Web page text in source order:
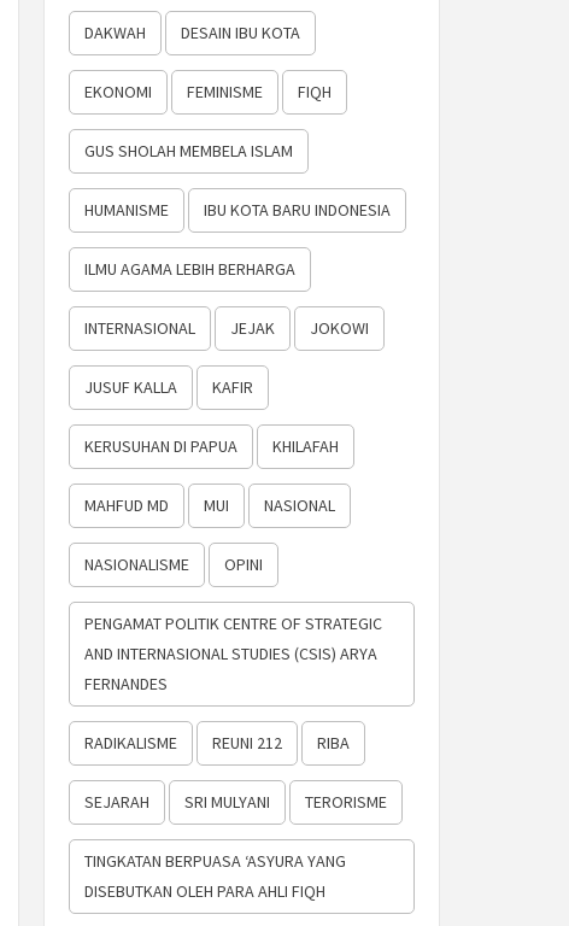
DAKWAH DESAIN IBU KOTA
EKONOMI FEMINISME FIQH
GUS SHOLAH MEMBELA ISLAM
HUMANISME IBU KOTA BARU INDONESIA
ILMU AGAMA LEBIH BERHARGA
INTERNASIONAL JEJAK JOKOWI
JUSUF KALLA KAFIR
KERUSUHAN DI PAPUA KHILAFAH
MAHFUD MD MUI NASIONAL
NASIONALISME OPINI
PENGAMAT POLITIK CENTRE OF STRATEGIC
AND INTERNASIONAL STUDIES (CSIS) ARYA
FERNANDES
RADIKALISME REUNI 212 RIBA
SEJARAH SRI MULYANI TERORISME
TINGKATAN BERPUASA ‘ASYURA YANG
DISEBUTKAN OLEH PARA AHLI FIQH